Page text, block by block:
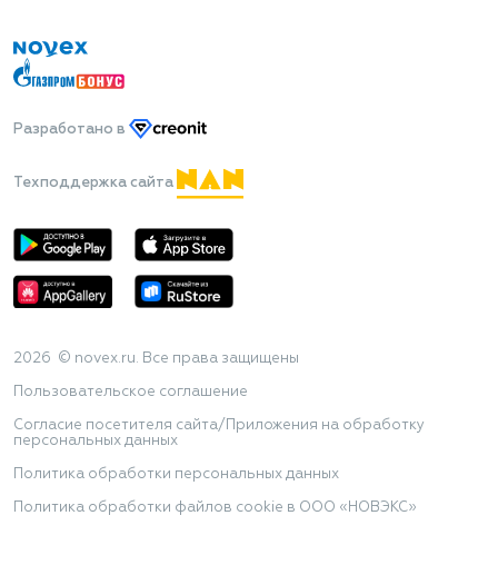
Разработано в
Техподдержка сайта
2026 © novex.ru. Все права защищены
Пользовательское соглашение
Согласие посетителя сайта/Приложения на обработку
персональных данных
Политика обработки персональных данных
Политика обработки файлов cookie в ООО «НОВЭКС»